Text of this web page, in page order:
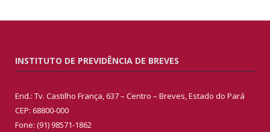
INSTITUTO DE PREVIDÊNCIA DE BREVES
End.: Tv. Castilho França, 637 – Centro – Breves, Estado do Pará
CEP: 68800-000
Fone: (91) 98571-1862